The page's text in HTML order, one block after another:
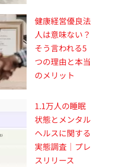
健康経営優良法
人は意味ない？
そう言われる5
つの理由と本当
のメリット
1.1万人の睡眠
状態とメンタル
ヘルスに関する
実態調査｜プレ
スリリース